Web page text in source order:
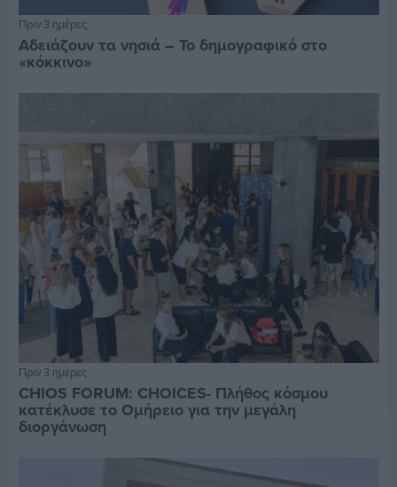
Πριν 3 ημέρες
Αδειάζουν τα νησιά – Το δημογραφικό στο
«κόκκινο»
Πριν 3 ημέρες
CHIOS FORUM: CHOICES- Πλήθος κόσμου
κατέκλυσε το Ομήρειο για την μεγάλη
διοργάνωση